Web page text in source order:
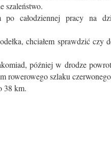
szaleństwo.
całodziennej pracy na
chciałem sprawdzić czy
później w drodze
rowerowego szlaku
38 km.